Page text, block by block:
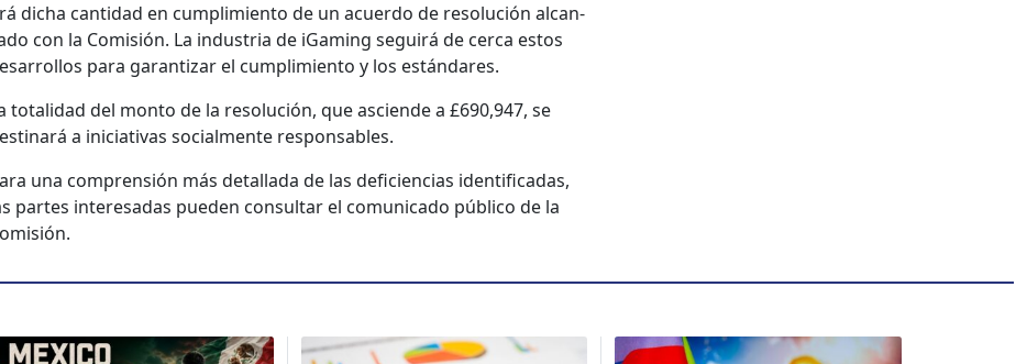
dicha can­ti­dad en cumplim­ien­to de un acuer­do de res­olu­ción alcan­
con la Comisión. La indus­tria de iGam­ing seguirá de cer­ca estos
para garan­ti­zar el cumplim­ien­to y los están­dares.
total­i­dad del mon­to de la res­olu­ción, que asciende a £690,947, se
a ini­cia­ti­vas social­mente respon­s­ables.
una com­pren­sión más detal­la­da de las defi­cien­cias iden­ti­fi­cadas,
partes intere­sadas pueden con­sul­tar el comu­ni­ca­do públi­co de la